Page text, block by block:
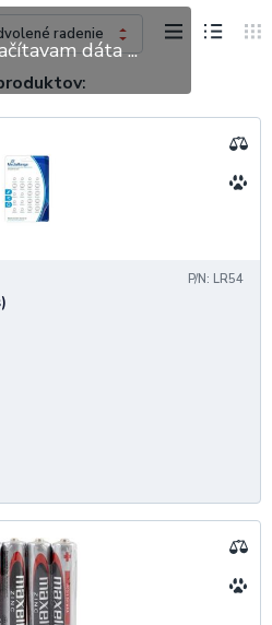
:
P/N: LR54
dáta ...